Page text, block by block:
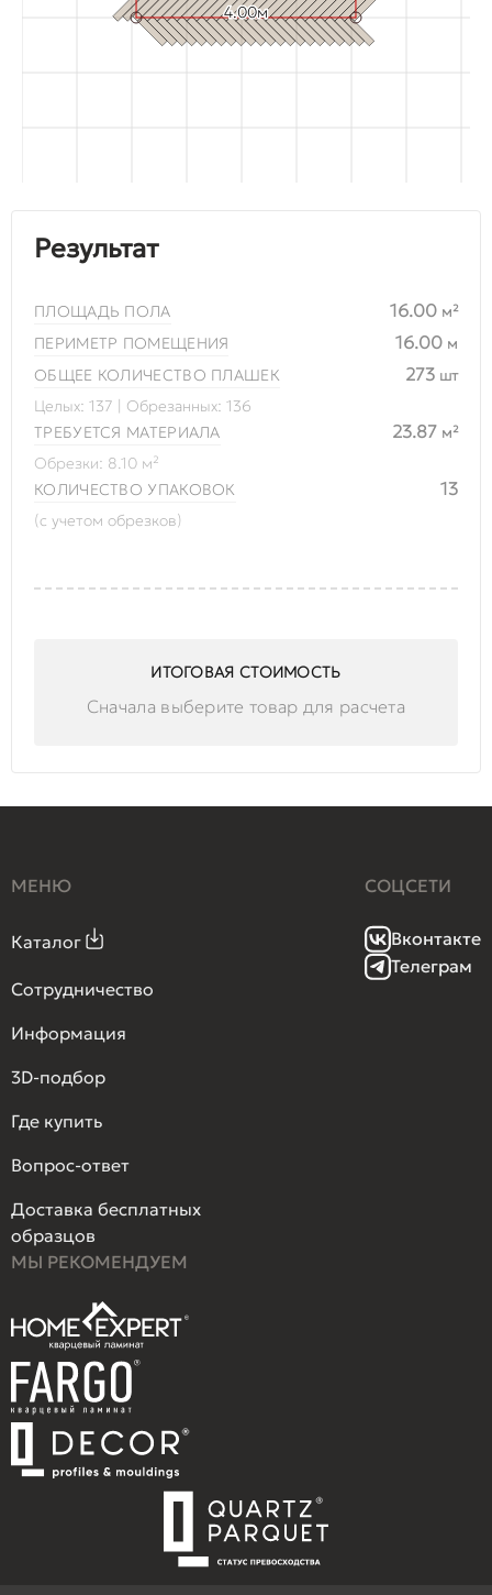
4.00м
Отмена Сохранить
Результат
ПЛОЩАДЬ ПОЛА 16.00 м²
ПЕРИМЕТР ПОМЕЩЕНИЯ 16.00 м
ОБЩЕЕ КОЛИЧЕСТВО ПЛАШЕК 273 шт
Целых: 137 | Обрезанных: 136
ТРЕБУЕТСЯ МАТЕРИАЛА
23.87 м²
Обрезки: 8.10 м²
КОЛИЧЕСТВО УПАКОВОК
13
(с учетом обрезков)
ИТОГОВАЯ СТОИМОСТЬ
Сначала выберите товар для расчета
МЕНЮ
Каталог
Сотрудничество
Информация
3D-подбор
Где купить
Вопрос-ответ
Доставка бесплатных
образцов
СОЦСЕТИ
Вконтакте
Телеграм
МЫ РЕКОМЕНДУЕМ